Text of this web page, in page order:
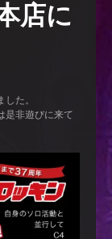
店に
た。
是非遊びに来て